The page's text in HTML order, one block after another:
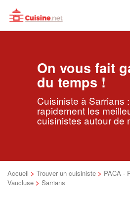
On vous fait
du temps !
Cuisiniste à Sarrians
rapidement les
cuisinistes autour de
Accueil > Trouver un cuisiniste > PACA -
Vaucluse > Sarrians